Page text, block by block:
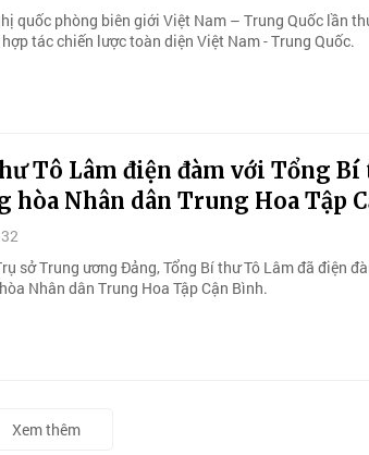
quốc phòng biên giới Việt Nam – Trung Quốc lần
tác chiến lược toàn diện Việt Nam - Trung Quốc.
Tô Lâm điện đàm với Tổng Bí
hòa Nhân dân Trung Hoa Tập
sở Trung ương Đảng, Tổng Bí thư Tô Lâm đã điện
Nhân dân Trung Hoa Tập Cận Bình.
Xem thêm